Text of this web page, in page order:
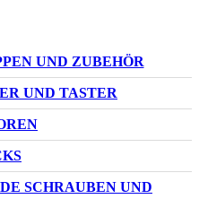
UND ZUBEHÖR
UND TASTER
SCHRAUBEN UND